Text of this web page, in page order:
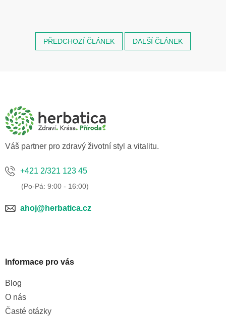
PŘEDCHOZÍ ČLÁNEK DALŠÍ ČLÁNEK
a
Váš partner pro zdravý životní styl a vitalitu.
+421 2/321 123 45
ahoj@herbatica.cz
Informace pro vás
Blog
O nás
Časté otázky